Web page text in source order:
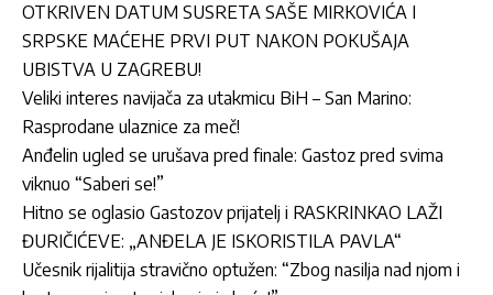
OTKRIVEN DATUM SUSRETA SAŠE MIRKOVIĆA I
SRPSKE MAĆEHE PRVI PUT NAKON POKUŠAJA
UBISTVA U ZAGREBU!
Veliki interes navijača za utakmicu BiH – San Marino:
Rasprodane ulaznice za meč!
Anđelin ugled se urušava pred finale: Gastoz pred svima
viknuo “Saberi se!”
Hitno se oglasio Gastozov prijatelj i RASKRINKAO LAŽI
ĐURIČIĆEVE: „ANĐELA JE ISKORISTILA PAVLA“
Učesnik rijalitija stravično optužen: “Zbog nasilja nad njom i